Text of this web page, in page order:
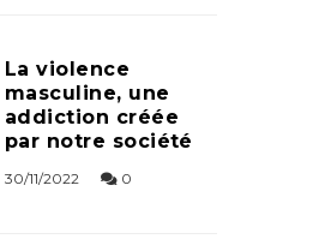
La violence
masculine, une
addiction créée
par notre société
30/11/2022 0